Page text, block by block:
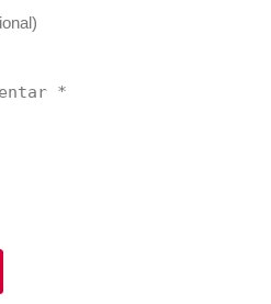
2026: Regierung